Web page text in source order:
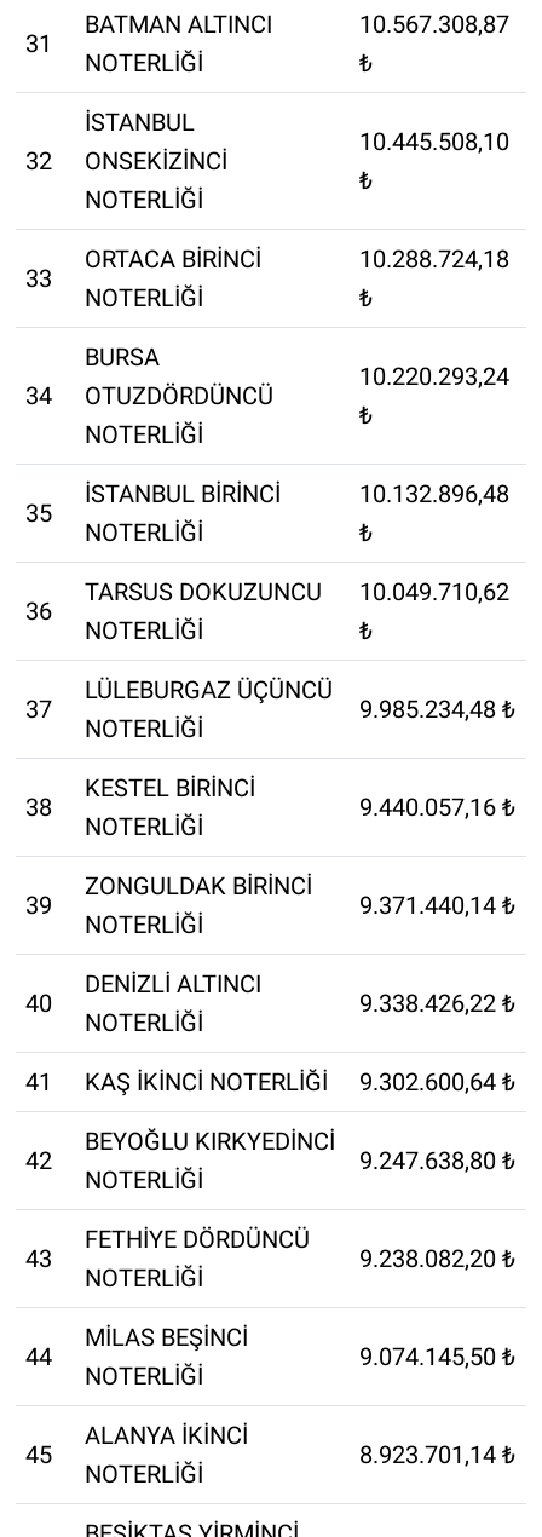
31
BATMAN ALTINCI
NOTERLİĞİ
10.567.308,87
₺
32
İSTANBUL
ONSEKİZİNCİ
NOTERLİĞİ
10.445.508,10
₺
33
ORTACA BİRİNCİ
NOTERLİĞİ
10.288.724,18
₺
34
BURSA
OTUZDÖRDÜNCÜ
NOTERLİĞİ
10.220.293,24
₺
35
İSTANBUL BİRİNCİ
NOTERLİĞİ
10.132.896,48
₺
36
TARSUS DOKUZUNCU
NOTERLİĞİ
10.049.710,62
₺
37
LÜLEBURGAZ ÜÇÜNCÜ
NOTERLİĞİ
9.985.234,48 ₺
38
KESTEL BİRİNCİ
NOTERLİĞİ
9.440.057,16 ₺
39
ZONGULDAK BİRİNCİ
NOTERLİĞİ
9.371.440,14 ₺
40
DENİZLİ ALTINCI
NOTERLİĞİ
9.338.426,22 ₺
41 KAŞ İKİNCİ NOTERLİĞİ 9.302.600,64 ₺
42
BEYOĞLU KIRKYEDİNCİ
NOTERLİĞİ
9.247.638,80 ₺
43
FETHİYE DÖRDÜNCÜ
NOTERLİĞİ
9.238.082,20 ₺
44
MİLAS BEŞİNCİ
NOTERLİĞİ
9.074.145,50 ₺
45
ALANYA İKİNCİ
NOTERLİĞİ
8.923.701,14 ₺